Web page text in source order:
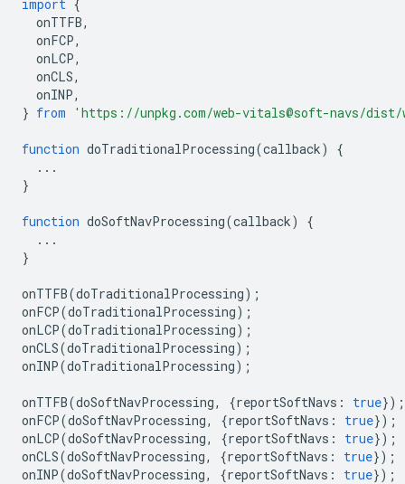
import {
onTTFB,
onFCP,
onLCP,
onCLS,
onINP,
} from 'https://unpkg.com/web-vitals@soft-navs/
function doTraditionalProcessing(callback)
{
...
}
function doSoftNavProcessing(callback)
{
...
}
onTTFB(doTraditionalProcessing);
onFCP(doTraditionalProcessing);
onLCP(doTraditionalProcessing);
onCLS(doTraditionalProcessing);
onINP(doTraditionalProcessing);
onTTFB(doSoftNavProcessing, {reportSoftNavs : true});
onFCP(doSoftNavProcessing, {reportSoftNavs : true});
onLCP(doSoftNavProcessing, {reportSoftNavs : true});
onCLS(doSoftNavProcessing, {reportSoftNavs : true});
onINP(doSoftNavProcessing, {reportSoftNavs : true});